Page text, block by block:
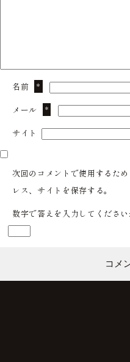
名前 *
メール *
サイト
次回のコメントで使用するた
レス、サイトを保存する。
数字で答えを入力してください: